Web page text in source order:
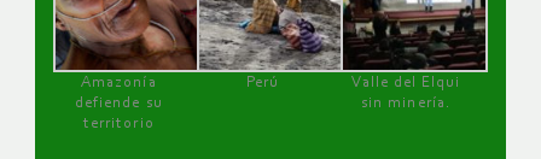
Amazonía
defiende su
territorio
Perú
Valle del Elqui
sin minería.